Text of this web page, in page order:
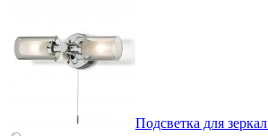
Подсветка для зеркал